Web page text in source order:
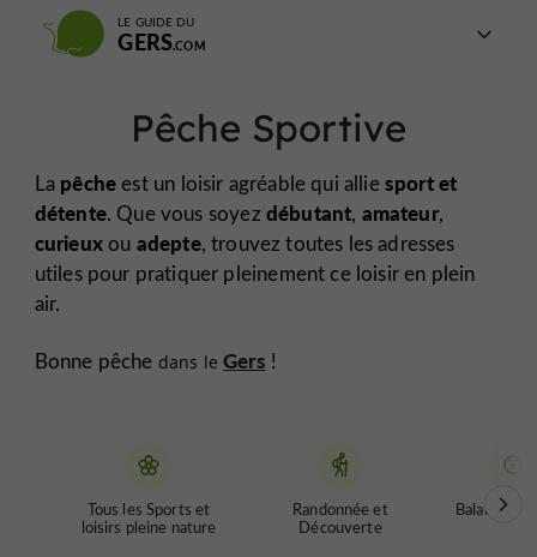
LE GUIDE DU
GERS
Pêche Sportive
La pêcheest un loisir agréable qui alliesport et
détente. Que vous soyez débutant, amateur,
curieuxou adepte, trouvez toutes les adresses
utiles pour pratiquer pleinement ce loisir en plein
air.
Bonne pêche dans le Gers !
Tous les Sports et
loisirs pleine nature
Randonnée et
Découverte
Balades